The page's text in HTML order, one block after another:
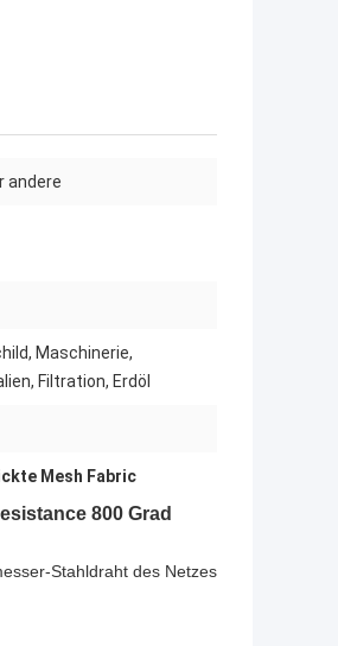
andere
Maschinerie,
Filtration, Erdöl
Mesh Fabric
800 Grad
Stahldraht des Netzes